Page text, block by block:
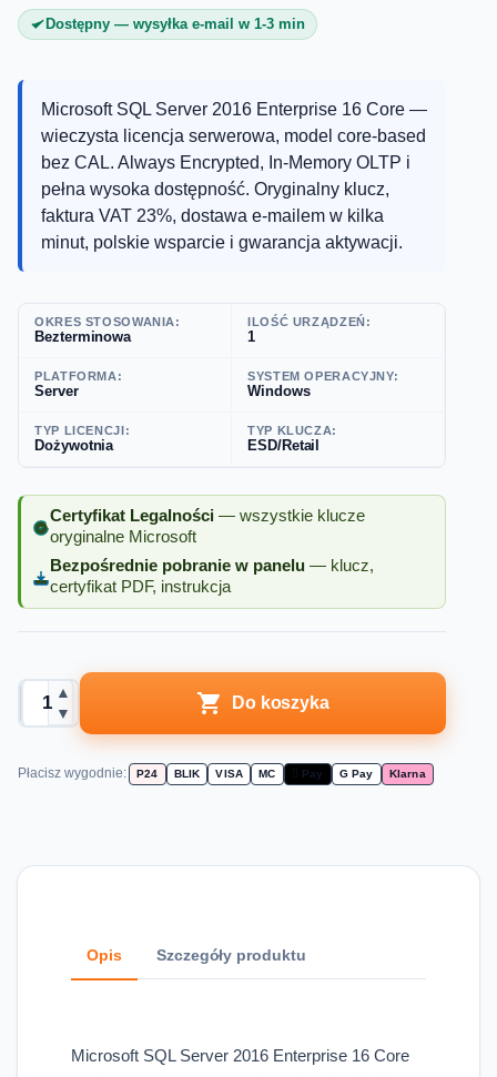
Dostępny — wysyłka e-mail w 1-3 min
Certyfikat Legalności — wszystkie klucze
oryginalne Microsoft
Bezpośrednie pobranie w panelu — klucz,
certyfikat PDF, instrukcja
OKRES STOSOWANIA:
Bezterminowa
ILOŚĆ URZĄDZEŃ:
1
PLATFORMA:
Server
SYSTEM OPERACYJNY:
Windows
TYP LICENCJI:
Dożywotnia
TYP KLUCZA:
ESD/Retail
▲
▼
 Do koszyka
Płacisz wygodnie: P24 BLIK VISA MC  Pay G Pay Klarna
Microsoft SQL Server 2016 Enterprise 16 Core —
wieczysta licencja serwerowa, model core-based
bez CAL. Always Encrypted, In-Memory OLTP i
pełna wysoka dostępność. Oryginalny klucz,
faktura VAT 23%, dostawa e-mailem w kilka
minut, polskie wsparcie i gwarancja aktywacji.
Opis Szczegóły produktu
Microsoft SQL Server 2016 Enterprise 16 Core